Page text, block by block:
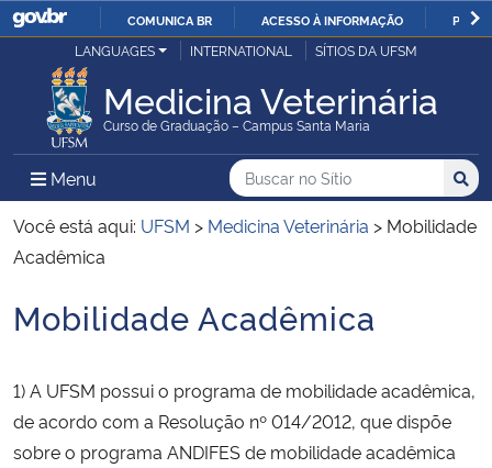
IR
O
COMUNICA BR ACESSO À INFORMAÇÃO
Ministério da Justiça e Segurança Pública
Ministério da Defesa
Ministério das Relações Exteriores
Ministério da Infraestrutura
Ministério da Agricultura, Pecuária e Abastecimento
Ministério da Educação
LANGUAGES INTERNATIONAL SÍTIOS DA UFSM
Medicina Veterinária
Curso de Graduação – Campus Santa Maria
Menu Menu Principal do Sítio
Busca
Buscar no no Sítio
Busca:
Você está aqui: UFSM > Medicina Veterinária > Mobilidade
Acadêmica
Início do conteúdo
Mobilidade Acadêmica
1) A UFSM possui o programa de mobilidade acadêmica,
de acordo com a Resolução nº 014/2012, que dispõe
sobre o programa ANDIFES de mobilidade acadêmica